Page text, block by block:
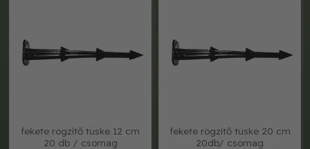
fekete rögzítő tüske 12 cm
20 db / csomag
fekete rögzítő tüske 20 cm
20db/ csomag